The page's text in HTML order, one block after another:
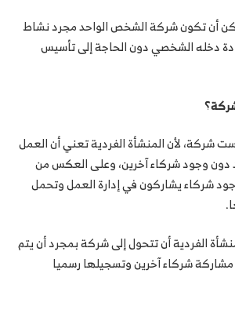
أن تكون شركة الشخص الواحد مجرد نشاط
دخله الشخصي دون الحاجة إلى تأسيس
شركة، لأن المنشأة الفردية تعني أن العمل
دون وجود شركاء آخرين، وعلى العكس من
شركاء يشاركون في إدارة العمل وتحمل
الفردية أن تتحول إلى شركة بمجرد أن يتم
شركاء آخرين وتسجيلها رسميا